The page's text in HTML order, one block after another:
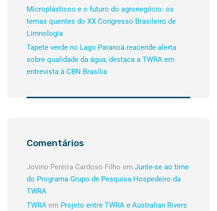
Microplásticos e o futuro do agronegócio: os
temas quentes do XX Congresso Brasileiro de
Limnologia
Tapete verde no Lago Paranoá reacende alerta
sobre qualidade da água, destaca a TWRA em
entrevista à CBN Brasília
Comentários
Jovino Pereira Cardoso Filho em Junte-se ao time
do Programa Grupo de Pesquisa Hospedeiro da
TWRA
TWRA em Projeto entre TWRA e Australian Rivers